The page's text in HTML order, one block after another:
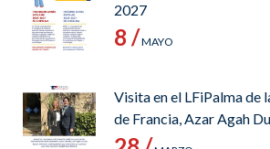
2027
8 /MAYO
Visita en el LFiPalma de
de Francia, Azar Agah